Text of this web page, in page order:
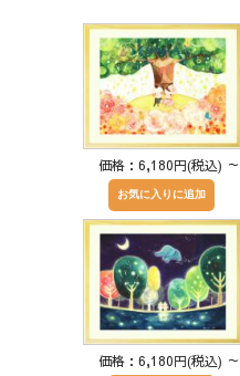
価格：6,180円(税込) ～
価格：6,180円(税込) ～